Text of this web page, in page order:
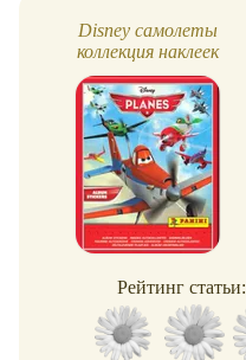
Disney самолеты
коллекция наклеек
Рейтинг статьи: